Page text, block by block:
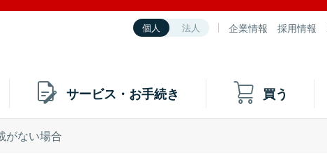
個人 法人 企業情報 採用情報
サービス・お手続き 買う
がない場合